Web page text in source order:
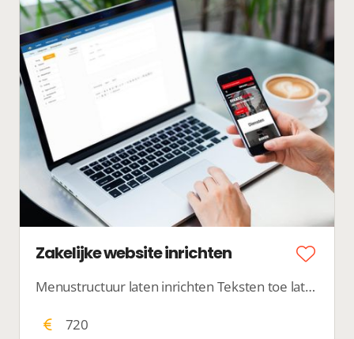
Zakelijke website inrichten
Menustructuur laten inrichten Teksten toe laten voegen Foto's laten plaatsen
720